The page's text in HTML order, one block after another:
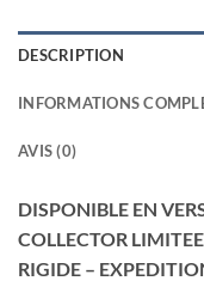
DESCRIPTION
INFORMATIONS
AVIS (0)
DISPONIBLE EN
COLLECTOR
RIGIDE –